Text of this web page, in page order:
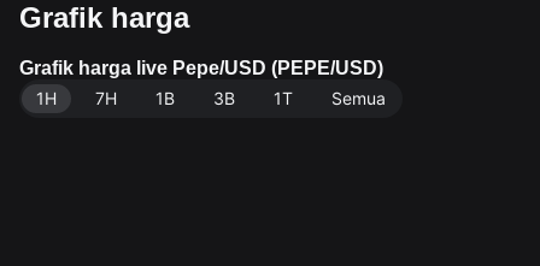
m sebesar $2,418,187.18. Pepe memiliki kapitalisasi p
asar sebesar $1,195,549,411.67 dengan suplai bered
ar sebesar 413.77T PEPE. Sumber data: Exchange Bi
tget. Terakhir diperbarui: 2026-08-10 05:14:58.
Grafik harga
Grafik harga live Pepe/USD (PEPE/USD)
1H
7H 1B 3B 1T Semua